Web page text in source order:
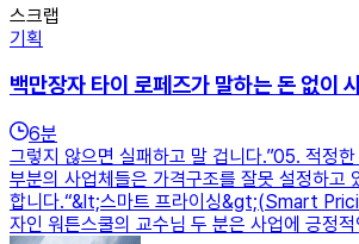
스크랩
기획
백만장자 타이 로페즈가 말하는 돈 없이
6분
그렇지 않으면 실패하고 말 겁니다.”05. 적정
부분의 사업체들은 가격구조를 잘못 설정하고
합니다.“&lt;스마트 프라이싱&gt;(Smart
자인 워튼스쿨의 교수님 두 분은 사업에 긍정적